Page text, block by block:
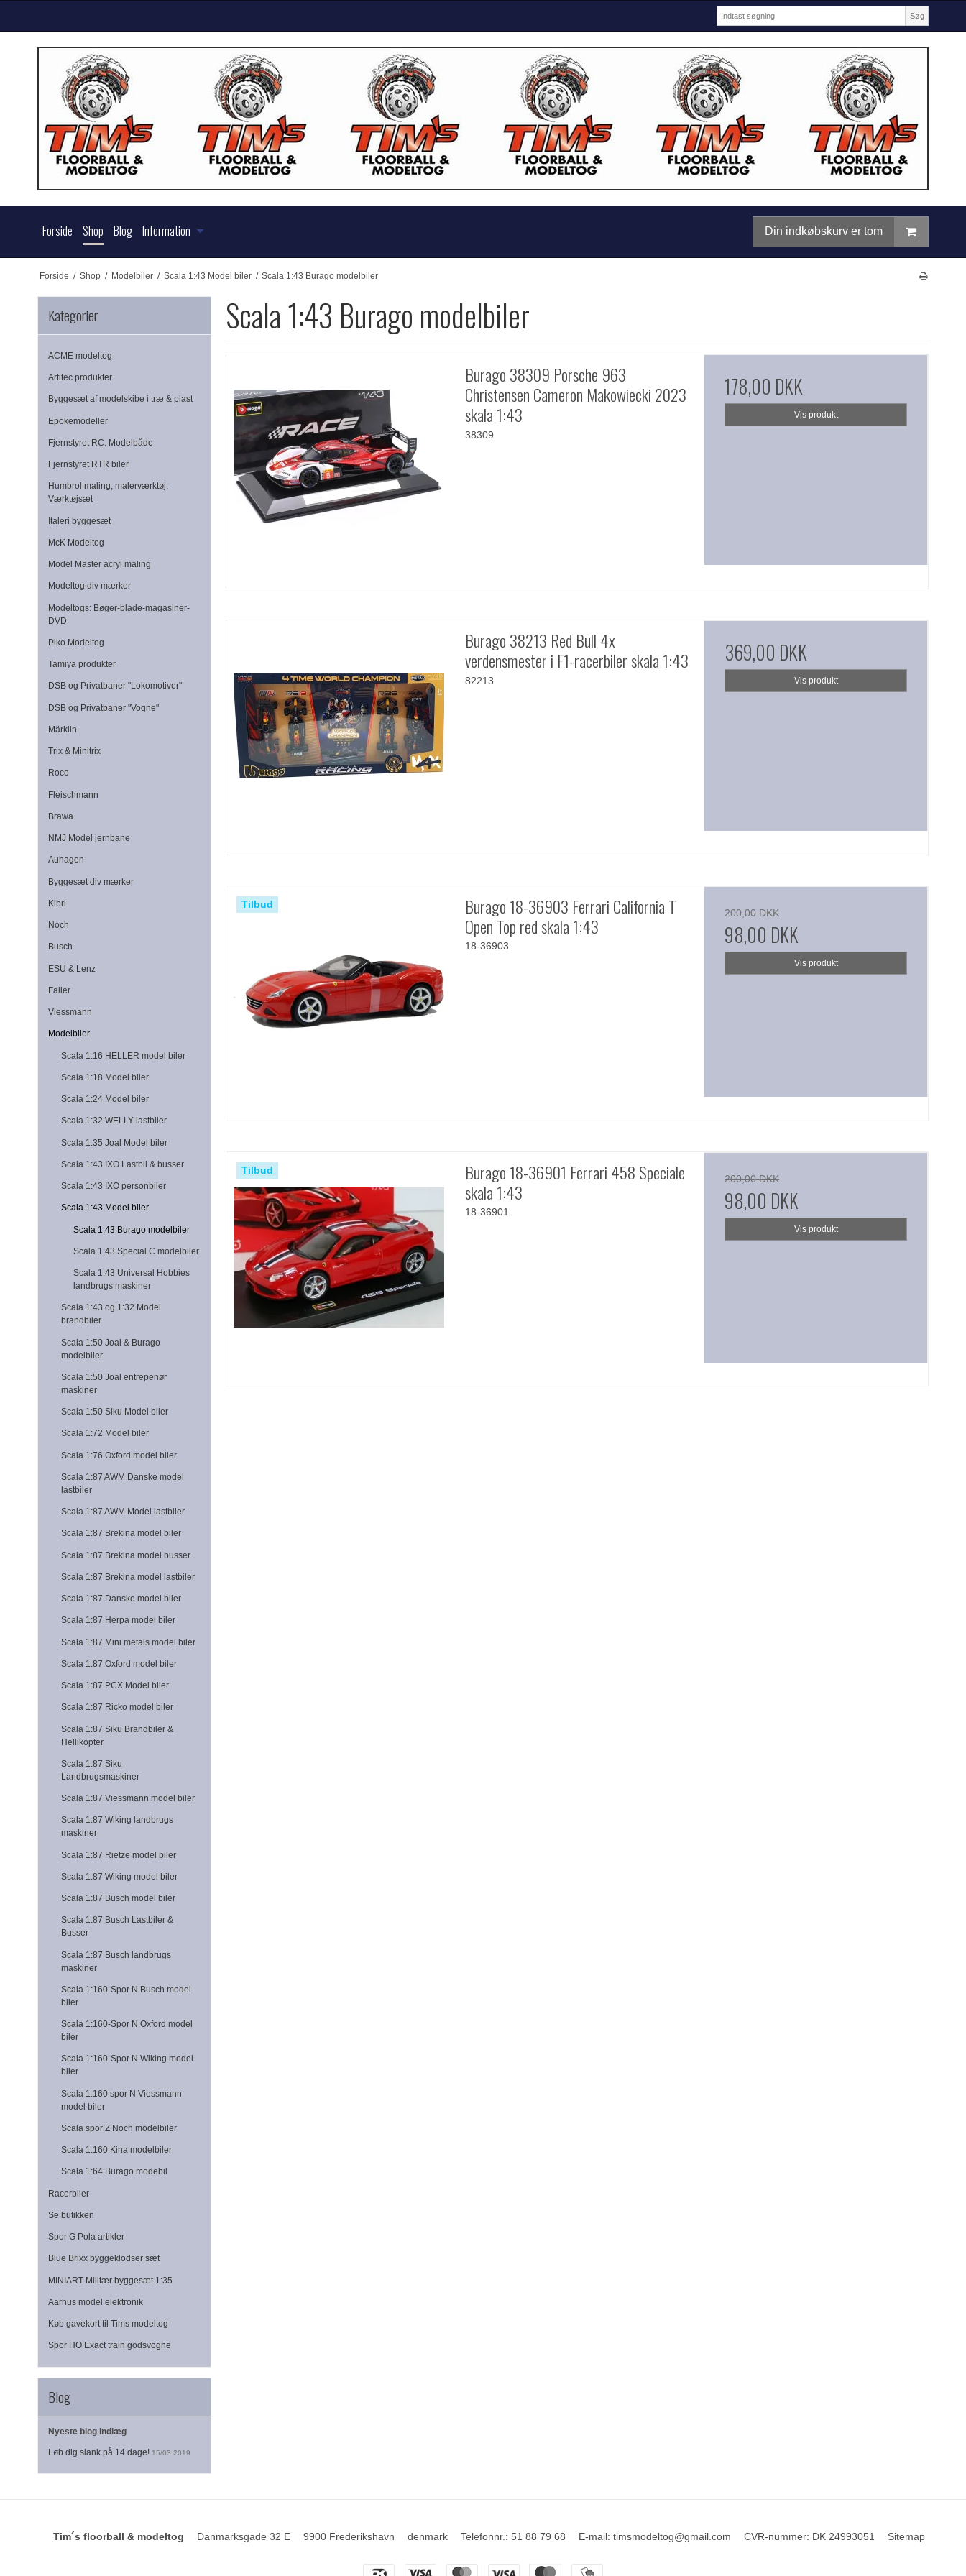
Søg
Forside Shop Blog Information Din indkøbskurv er tom
Forside / Shop / Modelbiler / Scala 1:43 Model biler / Scala 1:43 Burago modelbiler
Kategorier
ACME modeltog
Artitec produkter
Byggesæt af modelskibe i træ & plast
Epokemodeller
Fjernstyret RC. Modelbåde
Fjernstyret RTR biler
Humbrol maling, malerværktøj.
Værktøjsæt
Italeri byggesæt
McK Modeltog
Model Master acryl maling
Modeltog div mærker
Modeltogs: Bøger-blade-magasiner-
DVD
Piko Modeltog
Tamiya produkter
DSB og Privatbaner "Lokomotiver"
DSB og Privatbaner "Vogne"
Märklin
Trix & Minitrix
Roco
Fleischmann
Brawa
NMJ Model jernbane
Auhagen
Byggesæt div mærker
Kibri
Noch
Busch
ESU & Lenz
Faller
Viessmann
Modelbiler
Scala 1:16 HELLER model biler
Scala 1:18 Model biler
Scala 1:24 Model biler
Scala 1:32 WELLY lastbiler
Scala 1:35 Joal Model biler
Scala 1:43 IXO Lastbil & busser
Scala 1:43 IXO personbiler
Scala 1:43 Model biler
Scala 1:43 Burago modelbiler
Scala 1:43 Special C modelbiler
Scala 1:43 Universal Hobbies
landbrugs maskiner
Scala 1:43 og 1:32 Model
brandbiler
Scala 1:50 Joal & Burago
modelbiler
Scala 1:50 Joal entrepenør
maskiner
Scala 1:50 Siku Model biler
Scala 1:72 Model biler
Scala 1:76 Oxford model biler
Scala 1:87 AWM Danske model
lastbiler
Scala 1:87 AWM Model lastbiler
Scala 1:87 Brekina model biler
Scala 1:87 Brekina model busser
Scala 1:87 Brekina model lastbiler
Scala 1:87 Danske model biler
Scala 1:87 Herpa model biler
Scala 1:87 Mini metals model biler
Scala 1:87 Oxford model biler
Scala 1:87 PCX Model biler
Scala 1:87 Ricko model biler
Scala 1:87 Siku Brandbiler &
Hellikopter
Scala 1:87 Siku
Landbrugsmaskiner
Scala 1:87 Viessmann model biler
Scala 1:87 Wiking landbrugs
maskiner
Scala 1:87 Rietze model biler
Scala 1:87 Wiking model biler
Scala 1:87 Busch model biler
Scala 1:87 Busch Lastbiler &
Busser
Scala 1:87 Busch landbrugs
maskiner
Scala 1:160-Spor N Busch model
biler
Scala 1:160-Spor N Oxford model
biler
Scala 1:160-Spor N Wiking model
biler
Scala 1:160 spor N Viessmann
model biler
Scala spor Z Noch modelbiler
Scala 1:160 Kina modelbiler
Scala 1:64 Burago modebil
Racerbiler
Se butikken
Spor G Pola artikler
Blue Brixx byggeklodser sæt
MINIART Militær byggesæt 1:35
Aarhus model elektronik
Køb gavekort til Tims modeltog
Spor HO Exact train godsvogne
Blog
Nyeste blog indlæg
Løb dig slank på 14 dage! 15/03 2019
Scala 1:43 Burago modelbiler
Burago 38309 Porsche 963
Christensen Cameron Makowiecki 2023
skala 1:43
38309
178,00 DKK
Vis produkt
Burago 38213 Red Bull 4x
verdensmester i F1-racerbiler skala 1:43
82213
369,00 DKK
Vis produkt
Tilbud
Burago 18-36903 Ferrari California T
Open Top red skala 1:43
18-36903
200,00 DKK
98,00 DKK
Vis produkt
Tilbud
Burago 18-36901 Ferrari 458 Speciale
skala 1:43
18-36901
200,00 DKK
98,00 DKK
Vis produkt
Tim´s floorball & modeltog Danmarksgade 32 E 9900 Frederikshavn denmark Telefonnr. : 51 88 79 68 E-mail: timsmodeltog@gmail.com CVR-nummer: DK 24993051 Sitemap